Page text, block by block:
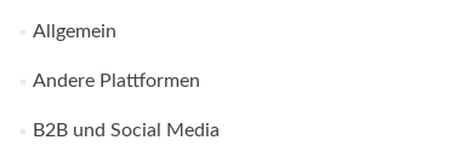
Allgemein
Andere Plattformen
B2B und Social Media